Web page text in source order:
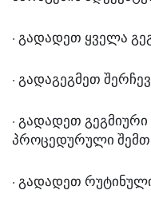
· გადადეთ ყველა
· გადაგეგმეთ
· გადადეთ
პროცედურული
· გადადეთ